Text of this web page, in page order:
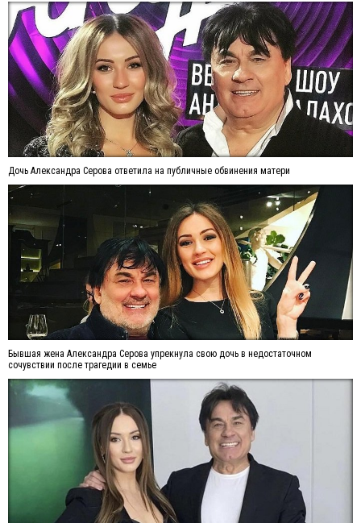
Дочь Александра Серова ответила на публичные обвинения матери
Бывшая жена Александра Серова упрекнула свою дочь в недостаточном
сочувствии после трагедии в семье